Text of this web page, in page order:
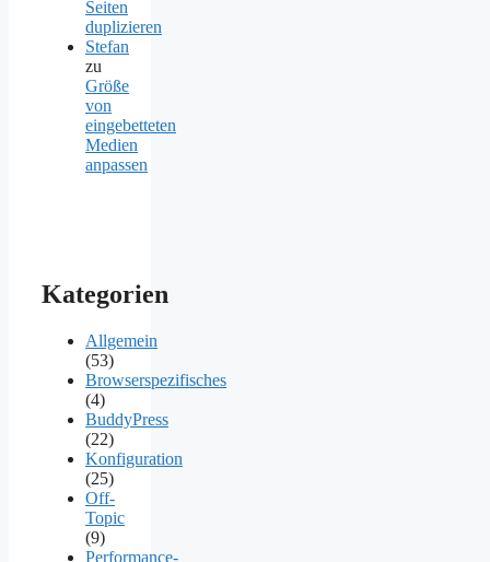
Seiten
duplizieren
Stefan
zu
Größe
von
eingebetteten
Medien
anpassen
Kategorien
Allgemein
(53)
Browserspezifisches
(4)
BuddyPress
(22)
Konfiguration
(25)
Off-
Topic
(9)
Performance-